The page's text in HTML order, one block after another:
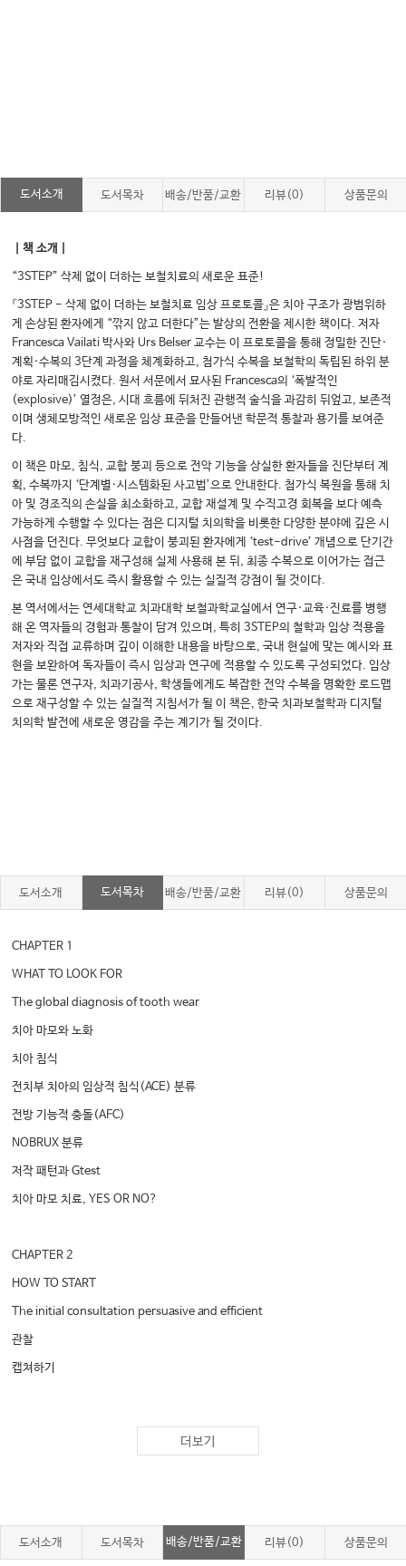
도서소개 도서목차 배송/반품/교환 리뷰(0) 상품문의
｜책 소개｜
“3STEP” 삭제 없이 더하는 보철치료의 새로운 표준!
『3STEP - 삭제 없이 더하는 보철치료 임상 프로토콜』은 치아 구조가 광범위하
게 손상된 환자에게 “깎지 않고 더한다”는 발상의 전환을 제시한 책이다. 저자
Francesca Vailati 박사와 Urs Belser 교수는 이 프로토콜을 통해 정밀한 진단·
계획·수복의 3단계 과정을 체계화하고, 첨가식 수복을 보철학의 독립된 하위 분
야로 자리매김시켰다. 원서 서문에서 묘사된 Francesca의 ‘폭발적인
(explosive)’ 열정은, 시대 흐름에 뒤처진 관행적 술식을 과감히 뒤엎고, 보존적
이며 생체모방적인 새로운 임상 표준을 만들어낸 학문적 통찰과 용기를 보여준
다.
이 책은 마모, 침식, 교합 붕괴 등으로 전악 기능을 상실한 환자들을 진단부터 계
획, 수복까지 ‘단계별·시스템화된 사고법’으로 안내한다. 첨가식 복원을 통해 치
아 및 경조직의 손실을 최소화하고, 교합 재설계 및 수직고경 회복을 보다 예측
가능하게 수행할 수 있다는 점은 디지털 치의학을 비롯한 다양한 분야에 깊은 시
사점을 던진다. 무엇보다 교합이 붕괴된 환자에게 ‘test-drive’ 개념으로 단기간
에 부담 없이 교합을 재구성해 실제 사용해 본 뒤, 최종 수복으로 이어가는 접근
은 국내 임상에서도 즉시 활용할 수 있는 실질적 강점이 될 것이다.
본 역서에서는 연세대학교 치과대학 보철과학교실에서 연구·교육·진료를 병행
해 온 역자들의 경험과 통찰이 담겨 있으며, 특히 3STEP의 철학과 임상 적용을
저자와 직접 교류하며 깊이 이해한 내용을 바탕으로, 국내 현실에 맞는 예시와 표
현을 보완하여 독자들이 즉시 임상과 연구에 적용할 수 있도록 구성되었다. 임상
가는 물론 연구자, 치과기공사, 학생들에게도 복잡한 전악 수복을 명확한 로드맵
으로 재구성할 수 있는 실질적 지침서가 될 이 책은, 한국 치과보철학과 디지털
치의학 발전에 새로운 영감을 주는 계기가 될 것이다.
도서소개 도서목차 배송/반품/교환 리뷰(0) 상품문의
CHAPTER 1
WHAT TO LOOK FOR
The global diagnosis of tooth wear
치아 마모와 노화
치아 침식
전치부 치아의 임상적 침식(ACE) 분류
전방 기능적 충돌(AFC)
NOBRUX 분류
저작 패턴과 Gtest
치아 마모 치료, YES OR NO?
CHAPTER 2
HOW TO START
The initial consultation persuasive and efficient
관찰
캡쳐하기
STEP 1 심미적 분석
더보기
도서소개 도서목차 배송/반품/교환 리뷰(0) 상품문의